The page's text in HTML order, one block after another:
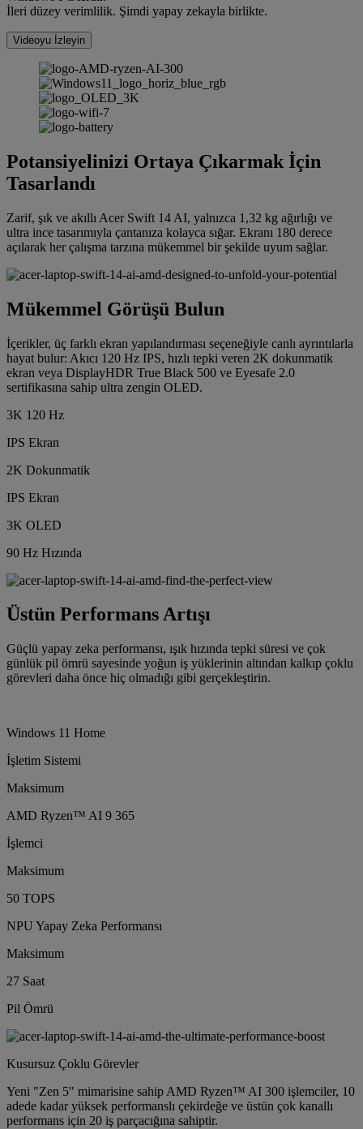
İleri düzey verimlilik. Şimdi yapay zekayla birlikte.
Videoyu İzleyin
Potansiyelinizi Ortaya Çıkarmak İçin
Tasarlandı
Zarif, şık ve akıllı Acer Swift 14 AI, yalnızca 1,32 kg ağırlığı ve
ultra ince tasarımıyla çantanıza kolayca sığar. Ekranı 180 derece
açılarak her çalışma tarzına mükemmel bir şekilde uyum sağlar.
Mükemmel Görüşü Bulun
İçerikler, üç farklı ekran yapılandırması seçeneğiyle canlı ayrıntılarla
hayat bulur: Akıcı 120 Hz IPS, hızlı tepki veren 2K dokunmatik
ekran veya DisplayHDR True Black 500 ve Eyesafe 2.0
sertifikasına sahip ultra zengin OLED.
3K 120 Hz
IPS Ekran
2K Dokunmatik
IPS Ekran
3K OLED
90 Hz Hızında
Üstün Performans Artışı
Güçlü yapay zeka performansı, ışık hızında tepki süresi ve çok
günlük pil ömrü sayesinde yoğun iş yüklerinin altından kalkıp çoklu
görevleri daha önce hiç olmadığı gibi gerçekleştirin.
Windows 11 Home
İşletim Sistemi
Maksimum
AMD Ryzen™ AI 9 365
İşlemci
Maksimum
50 TOPS
NPU Yapay Zeka Performansı
Maksimum
27 Saat
Pil Ömrü
Kusursuz Çoklu Görevler
Yeni "Zen 5" mimarisine sahip AMD Ryzen™ AI 300 işlemciler, 10
adede kadar yüksek performanslı çekirdeğe ve üstün çok kanallı
performans için 20 iş parçacığına sahiptir.